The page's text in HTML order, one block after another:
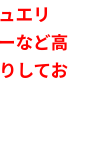
エリ
など高
してお